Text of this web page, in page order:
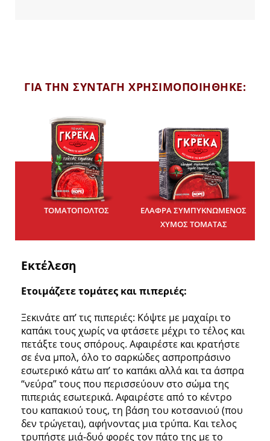
ΓΙΑ ΤΗΝ ΣΥΝΤΑΓΗ ΧΡΗΣΙΜΟΠΟΙΗΘΗΚΕ:
ΤΟΜΑΤΟΠΟΛΤΟΣ
ΕΛΑΦΡΑ ΣΥΜΠΥΚΝΩΜΕΝΟΣ
ΧΥΜΟΣ ΤΟΜΑΤΑΣ
Εκτέλεση
Ετοιμάζετε τομάτες και πιπεριές:
Ξεκινάτε απ’ τις πιπεριές: Κόψτε με μαχαίρι το
καπάκι τους χωρίς να φτάσετε μέχρι το τέλος και
πετάξτε τους σπόρους. Αφαιρέστε και κρατήστε
σε ένα μπολ, όλο το σαρκώδες ασπροπράσινο
εσωτερικό κάτω απ’ το καπάκι αλλά και τα άσπρα
“νεύρα” τους που περισσεύουν στο σώμα της
πιπεριάς εσωτερικά. Αφαιρέστε από το κέντρο
του καπακιού τους, τη βάση του κοτσανιού (που
δεν τρώγεται), αφήνοντας μια τρύπα. Και τελος
τρυπήστε μιά-δυό φορές τον πάτο της με το